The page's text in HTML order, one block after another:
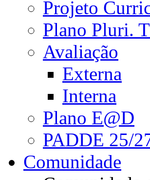
Projeto
Plano Pluri.
Avaliação
Externa
Interna
Plano E@D
PADDE 25/
Comunidade